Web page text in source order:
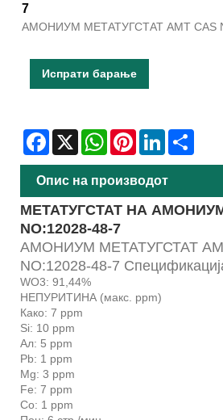
7
АМОНИУМ МЕТАТУГСТАТ AMT CAS
Испрати барање
Facebook
X WhatsAppPinterestLinkedIn
Опис на производот
МЕТАТУГСТАТ НА АМОНИУМ
NO:12028-48-7
АМОНИУМ МЕТАТУГСТАТ
NO:12028-48-7
WO3: 91,44%
НЕПУРИТИНА (макс. ppm)
Како: 7 ppm
Si: 10 ppm
Ал: 5 ppm
Pb: 1 ppm
Mg: 3 ppm
Fe: 7 ppm
Со: 1 ppm